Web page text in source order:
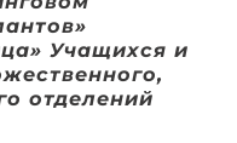
Учащихся и
отделений